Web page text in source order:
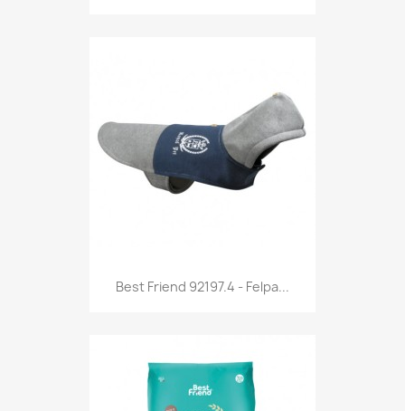
Anteprima
Best Friend 92197.4 - Felpa...